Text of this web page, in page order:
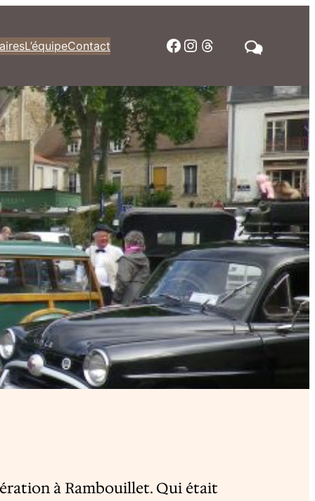
L’équipeContact Facebook Instagram Threads
à Rambouillet. Qui était